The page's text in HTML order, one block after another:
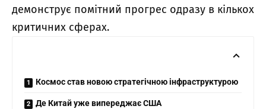
демонструє помітний прогрес одразу в кількох
критичних сферах.
Космос став новою стратегічною інфраструктурою
Де Китай уже випереджає США